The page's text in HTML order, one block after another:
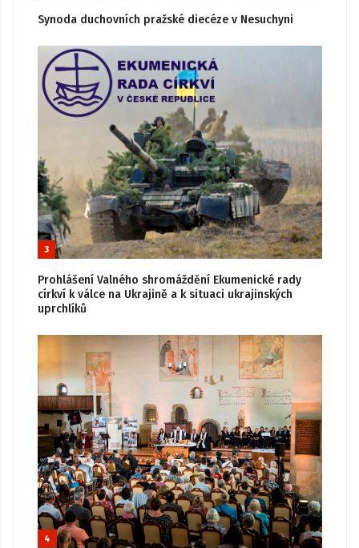
Synoda duchovních pražské diecéze v Nesuchyni
3
Prohlášení Valného shromáždění Ekumenické rady
církví k válce na Ukrajině a k situaci ukrajinských
uprchlíků
4